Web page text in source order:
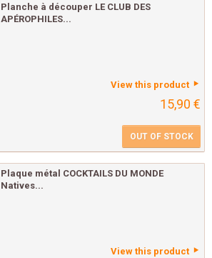
Planche à découper LE CLUB DES
APÉROPHILES...
View this product
15,90 €
OUT OF STOCK
Plaque métal COCKTAILS DU MONDE
Natives...
View this product